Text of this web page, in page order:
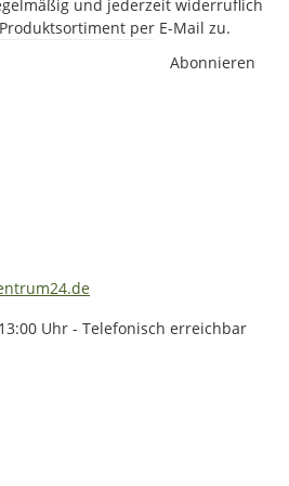
und jederzeit widerruflich
per E-Mail zu.
Abonnieren
Uhr - Telefonisch erreichbar